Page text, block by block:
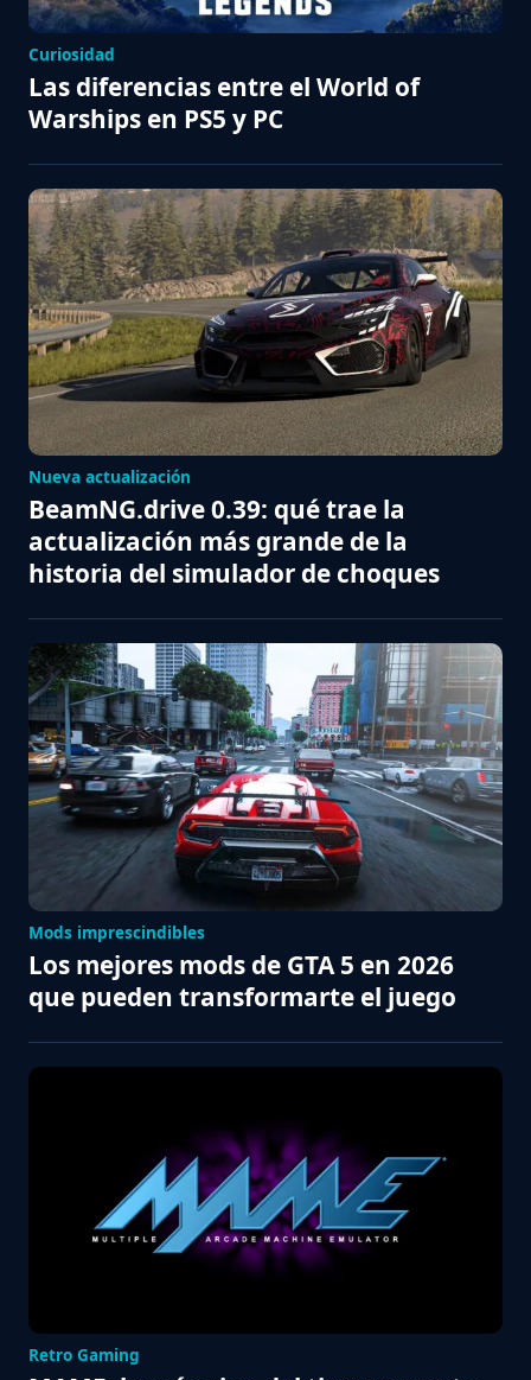
Curiosidad
Las diferencias entre el World of
Warships en PS5 y PC
Nueva actualización
BeamNG.drive 0.39: qué trae la
actualización más grande de la
historia del simulador de choques
Mods imprescindibles
Los mejores mods de GTA 5 en 2026
que pueden transformarte el juego
Retro Gaming